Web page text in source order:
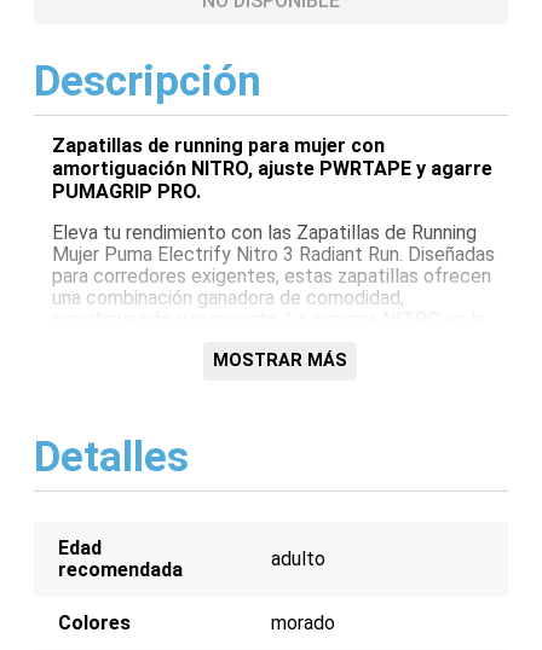
Descripción
Zapatillas de running para mujer con
amortiguación NITRO, ajuste PWRTAPE y agarre
PUMAGRIP PRO.
Eleva tu rendimiento con las Zapatillas de Running
Mujer Puma Electrify Nitro 3 Radiant Run. Diseñadas
para corredores exigentes, estas zapatillas ofrecen
una combinación ganadora de comodidad,
excepcional, mientras que el talón PWRTAPE
conquistar cada kilómetro.
Características:
energía explosivo
Talón PWRTAPE para un ajuste cómodo y
Suela exterior PUMAGRIP PRO para un agarre
MOSTRAR MÁS
Detalles
Edad
recomendada
adulto
Colores morado